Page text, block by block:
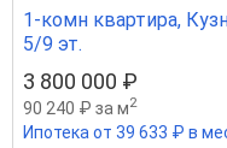
1-комн квартира,
5/9 эт.
3 800 000 ₽
90 240 ₽ за м2
Ипотека от 39 633 ₽ в